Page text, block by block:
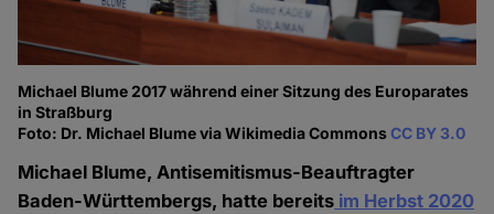
Michael Blume 2017 während einer Sitzung des Europarates
in Straßburg
Foto: Dr. Michael Blume via Wikimedia CommonsCC BY 3.0
Michael Blume, Antisemitismus-Beauftragter
Baden-Württembergs, hatte bereits im Herbst 2020